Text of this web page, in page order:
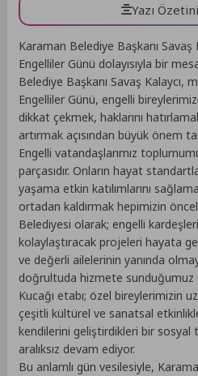
Yazı
Karaman Belediye Başkanı Savaş
Engelliler Günü dolayısıyla bir
Belediye Başkanı Savaş Kalaycı,
Engelliler Günü, engelli
dikkat çekmek, haklarını
artırmak açısından büyük önem
Engelli vatandaşlarımız
parçasıdır. Onların hayat
yaşama etkin katılımlarını
ortadan kaldırmak hepimizin
Belediyesi olarak; engelli
kolaylaştıracak projeleri hayata
ve değerli ailelerinin yanında
doğrultuda hizmete sunduğumuz
Kucağı etabı; özel bireylerimizin
çeşitli kültürel ve sanatsal
kendilerini geliştirdikleri bir sosyal
aralıksız devam ediyor.
Bu anlamlı gün vesilesiyle,